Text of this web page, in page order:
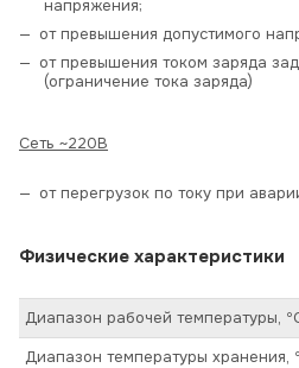
напряжения;
от превышения допустимого
от превышения током заряда
(ограничение тока заряда)
Сеть ~220В
от перегрузок по току при
Физические характеристики
Диапазон рабочей температуры,
Диапазон температуры хранения,